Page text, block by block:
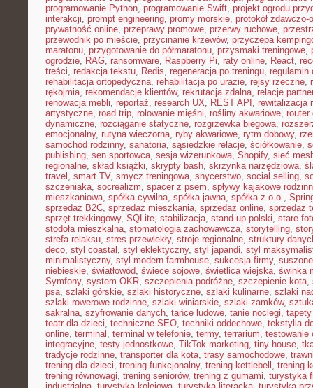
programowanie Python, programowanie Swift, projekt ogrodu
interakcji, prompt engineering, promy morskie, protokół zdawczo-
prywatność online, przeprawy promowe, przerwy ruchowe,
przewodnik po mieście, przycinanie krzewów, przyczepa
maratonu, przygotowanie do półmaratonu, przysmaki treningowe,
ogrodzie, RAG, ransomware, Raspberry Pi, raty online, React,
treści, redakcja tekstu, Redis, regeneracja po treningu, regulamin
rehabilitacja ortopedyczna, rehabilitacja po urazie, rejsy rzeczne,
rękojmia, rekomendacje klientów, rekrutacja zdalna, relacje
renowacja mebli, reportaż, research UX, REST API , rewitalizacja
artystyczne, road trip, rolowanie mięśni, rośliny akwariowe, router
dynamiczne, rozciąganie statyczne, rozgrzewka biegowa,
emocjonalny, rutyna wieczorna, ryby akwariowe, rytm dobowy,
samochód rodzinny, sanatoria, sąsiedzkie relacje, ściółkowanie,
publishing, sen sportowca, sesja wizerunkowa, Shopify, sieć
regionalne, skład książki, skrypty bash, skrzynka narzędziowa,
travel , smart TV, smycz treningowa, snycerstwo, social selling,
szczeniaka, socrealizm, spacer z psem, spływy kajakowe
mieszkaniowa, spółka cywilna, spółka jawna, spółka z o.o.,
sprzedaż B2C, sprzedaż mieszkania, sprzedaż online, sprzedaż
sprzęt trekkingowy, SQLite, stabilizacja, stand-up polski, stare
stodoła mieszkalna, stomatologia zachowawcza, storytelling,
strefa relaksu, stres przewlekły, stroje regionalne, struktury
deco, styl coastal , styl eklektyczny, styl japandi, styl
minimalistyczny, styl modern farmhouse, sukcesja firmy,
niebieskie, światłowód, świece sojowe, świetlica wiejska, świnka
Symfony, system OKR, szczepienia podróżne, szczepienie kota,
psa, szlaki górskie, szlaki historyczne, szlaki kulinarne, szlaki
szlaki rowerowe rodzinne, szlaki winiarskie, szlaki zamków,
sakralna, szyfrowanie danych, tańce ludowe, tanie noclegi,
teatr dla dzieci, techniczne SEO, techniki oddechowe, tekstylia
online, terminal , terminal w telefonie, termy, terrarium, testowanie
integracyjne, testy jednostkowe, TikTok marketing, tiny house,
tradycje rodzinne, transporter dla kota, trasy samochodowe,
trening dla dzieci, trening funkcjonalny, trening kettlebell , trening
trening równowagi, trening seniorów, trening z gumami, turystyka